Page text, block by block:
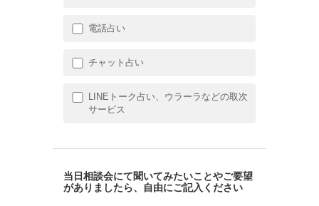
電話占い
チャット占い
LINEトーク占い、ウラーラなどの取次
サービス
当日相談会にて聞いてみたいことやご要望
がありましたら、自由にご記入ください